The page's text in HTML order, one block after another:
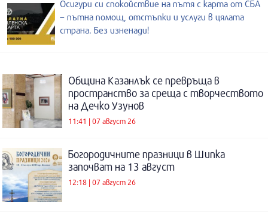
Осигури си спокойствие на пътя с карта от СБА
– пътна помощ, отстъпки и услуги в цялата
страна. Без изненади!
Община Казанлък се превръща в
пространство за среща с творчеството
на Дечко Узунов
11:41 | 07 август 26
Богородичните празници в Шипка
започват на 13 август
12:18 | 07 август 26